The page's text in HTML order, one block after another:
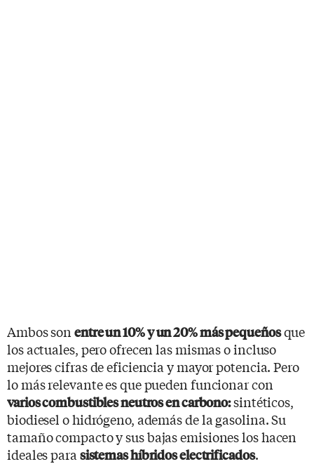
Ambos son entre un 10% y un 20% más pequeñosque
los actuales, pero ofrecen las mismas o incluso
mejores cifras de eficiencia y mayor potencia. Pero
lo más relevante es que pueden funcionar con
varios combustibles neutros en carbono:sintéticos,
biodiesel o hidrógeno, además de la gasolina. Su
tamaño compacto y sus bajas emisiones los hacen
ideales para sistemas híbridos electrificados.